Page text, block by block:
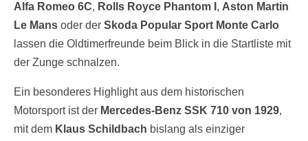
Alfa Romeo 6C, Rolls Royce Phantom I , Aston Martin
Le Mans oder der Skoda Popular Sport Monte Carlo
lassen die Oldtimerfreunde beim Blick in die Startliste mit
der Zunge schnalzen.
Ein besonderes Highlight aus dem historischen
Motorsport ist der Mercedes-Benz SSK 710 von 1929,
mit dem Klaus Schildbach bislang als einziger